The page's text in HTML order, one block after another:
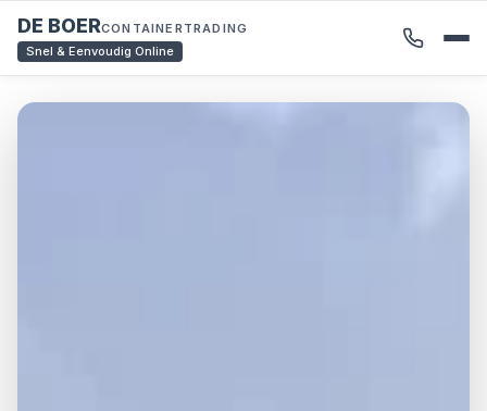
DE BOERCONTAINERTRADING
Snel & Eenvoudig Online